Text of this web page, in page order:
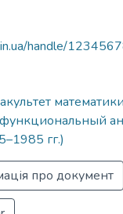
handle/
гг.)
про документ